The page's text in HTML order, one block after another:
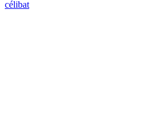
célibat